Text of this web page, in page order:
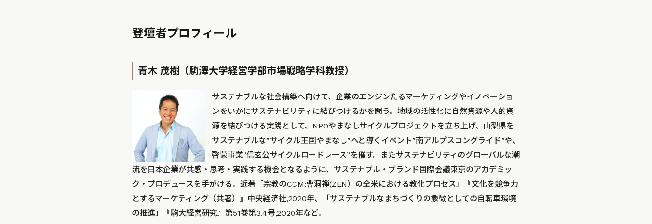
登壇者プロフィール
青木 茂樹（駒澤大学経営学部市場戦略学科教授）
サステナブルな社会構築へ向けて、企業のエンジンたるマーケティングやイノベーショ
ンをいかにサステナビリティに結びつけるかを問う。地域の活性化に自然資源や人的資
源を結びつける実践として、NPOやまなしサイクルプロジェクトを立ち上げ、山梨県を
サステナブルな”サイクル王国やまなし”へと導くイベント”南アルプスロングライド”や、
啓蒙事業”信玄公サイクルロードレース”を催す。またサステナビリティのグローバルな潮
流を日本企業が共感・思考・実践する機会となるように、サステナブル・ブランド国際会議東京のアカデミッ
ク・プロデュースを手がける。近著「宗教のCCM:曹洞禅(ZEN）の全米における教化プロセス」『文化を競争力
とするマーケティング（共著）』中央経済社,2020年、「サステナブルなまちづくりの象徴としての自転車環境
の推進」『駒大経営研究』第51巻第3.4号,2020年など。